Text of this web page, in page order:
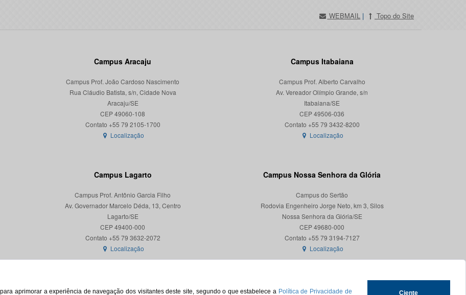
aprimorar a experiência de navegação dos visitantes deste site, segundo o que estabelece a Política de Privacidade de Ciente
WEBMAIL | Topo do Site
Campus Aracaju
Campus Prof. João Cardoso Nascimento
Rua Cláudio Batista, s/n, Cidade Nova
Aracaju/SE
CEP 49060-108
Localização
Campus Itabaiana
Campus Prof. Alberto Carvalho
Av. Vereador Olímpio Grande, s/n
Itabaiana/SE
CEP 49506-036
Localização
Campus Lagarto
Campus Prof. Antônio Garcia Filho
Av. Governador Marcelo Déda, 13, Centro
Lagarto/SE
CEP 49400-000
Localização
Campus Nossa Senhora da Glória
Campus do Sertão
Rodovia Engenheiro Jorge Neto, km 3, Silos
Nossa Senhora da Glória/SE
CEP 49680-000
Contato +55 79 3194-7127
Localização